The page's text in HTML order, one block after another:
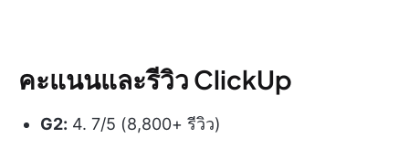
คะแนนและรีวิว ClickUp
G2: 4. 7/5 (8,800+ รีวิว)